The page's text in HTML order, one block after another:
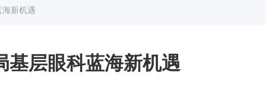
新机遇
基层眼科蓝海新机遇